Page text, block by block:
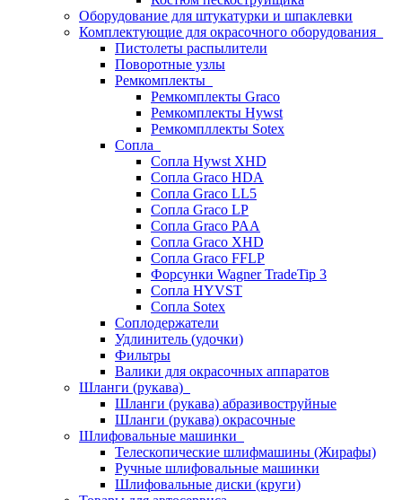
Оборудование для штукатурки и шпаклевки
Комплектующие для окрасочного оборудования
Пистолеты распылители
Поворотные узлы
Ремкомплекты
Ремкомплекты Graco
Ремкомплекты Hywst
Ремкомпллекты Sotex
Сопла
Сопла Hywst XHD
Сопла Graco HDA
Сопла Graco LL5
Сопла Graco LP
Сопла Graco PAA
Сопла Graco XHD
Сопла Graco FFLP
Форсунки Wagner TradeTip 3
Сопла HYVST
Сопла Sotex
Соплодержатели
Удлинитель (удочки)
Фильтры
Валики для окрасочных аппаратов
Шланги (рукава)
Шланги (рукава) абразивоструйные
Шланги (рукава) окрасочные
Шлифовальные машинки
Телескопические шлифмашины (Жирафы)
Ручные шлифовальные машинки
Шлифовальные диски (круги)